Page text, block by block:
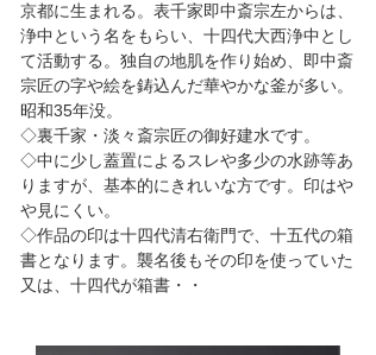
京都に生まれる。表千家即中斎宗左からは、
浄中という名をもらい、十四代大西浄中とし
て活動する。独自の地肌を作り始め、即中斎
宗匠の字や絵を鋳込んだ華やかな釜が多い。
昭和35年没。
◇裏千家・淡々斎宗匠の御好建水です。
◇中に少し蓋置によるスレや多少の水跡等あ
りますが、基本的にきれいな方です。印はや
や見にくい。
◇作品の印は十四代清右衛門で、十五代の箱
書となります。襲名後もその印を使っていた
又は、十四代が箱書・・